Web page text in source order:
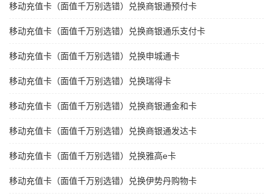
移动充值卡（面值千万别选错）兑换商银通预付卡
移动充值卡（面值千万别选错）兑换商银通乐支付卡
移动充值卡（面值千万别选错）兑换申城通卡
移动充值卡（面值千万别选错）兑换瑞得卡
移动充值卡（面值千万别选错）兑换商银通金和卡
移动充值卡（面值千万别选错）兑换商银通发达卡
移动充值卡（面值千万别选错）兑换雅高e卡
移动充值卡（面值千万别选错）兑换伊势丹购物卡